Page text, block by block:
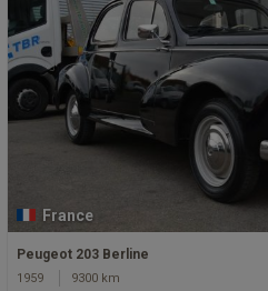
France
Peugeot 203 Berline
1959 9300 km